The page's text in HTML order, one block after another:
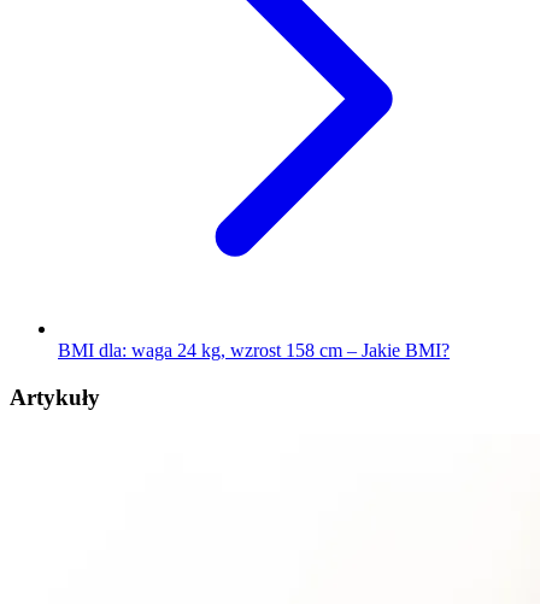
BMI dla: waga 24 kg, wzrost 158 cm – Jakie BMI?
Artykuły